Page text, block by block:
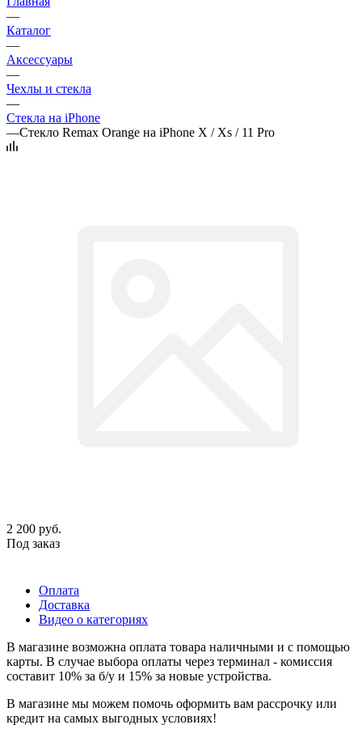
—
Каталог
—
Аксессуары
—
Чехлы и стекла
—
Стекла на iPhone
—Стекло Remax Orange на iPhone X / Xs / 11 Pro
2 200 руб.
Под заказ
Оплата
Доставка
Видео о категориях
В магазине возможна оплата товара наличными и с помощью
карты. В случае выбора оплаты через терминал - комиссия
составит 10% за б/у и 15% за новые устройства.
В магазине мы можем помочь оформить вам рассрочку или
кредит на самых выгодных условиях!